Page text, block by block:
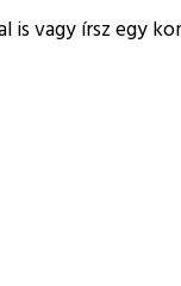
is vagy írsz egy